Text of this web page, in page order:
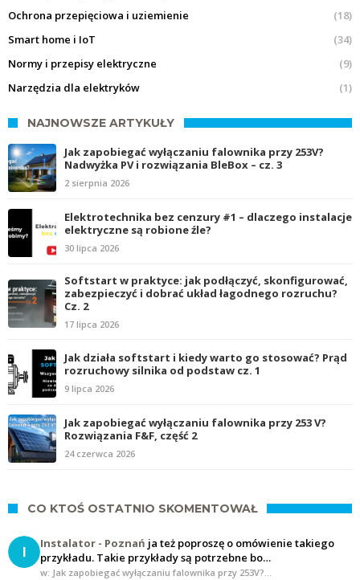
Ochrona przepięciowa i uziemienie
(18)
Smart home i IoT
(34)
Normy i przepisy elektryczne
(9)
Narzędzia dla elektryków
(1)
NAJNOWSZE ARTYKUŁY
Jak zapobiegać wyłączaniu falownika przy 253V?
Nadwyżka PV i rozwiązania BleBox – cz. 3
2 sierpnia 2026
Elektrotechnika bez cenzury #1 – dlaczego instalacje
elektryczne są robione źle?
30 lipca 2026
Softstart w praktyce: jak podłączyć, skonfigurować,
zabezpieczyć i dobrać układ łagodnego rozruchu?
Cz. 2
17 lipca 2026
Jak działa softstart i kiedy warto go stosować? Prąd
rozruchowy silnika od podstaw cz. 1
9 lipca 2026
Jak zapobiegać wyłączaniu falownika przy 253 V?
Rozwiązania F&F, część 2
24 czerwca 2026
CO KTOŚ OSTATNIO SKOMENTOWAŁ
I Instalator - Poznań ja też poproszę o omówienie takiego
przykładu. Takie przykłady są potrzebne bo…
w: Jak zapobiegać wyłączaniu falownika przy 253V?…